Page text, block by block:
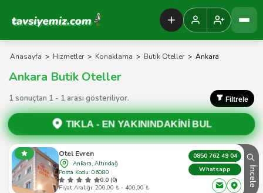
Tavsiyemiz Anasayfa
Anasayfa > Hizmetler > Konaklama > Butik Oteller > Ankara
Ankara Butik Oteller
1 sonuçtan 1 - 1 arası gösteriliyor. Filtrele
TIKLA - EN YAKININDAKİNİ BUL
Otel Evren
Ankara, Altındağ
Posta Kodu: 06080
0.0 (0)
Fiyat Aralığı: 200,00 ₺ - 400,00 ₺
0850 762 49 04
Whatsapp
İncele